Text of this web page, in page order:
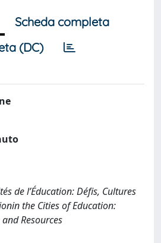
Scheda completa
(DC)
de l’Éducation: Défis, Cultures
the Cities of Education:
Resources